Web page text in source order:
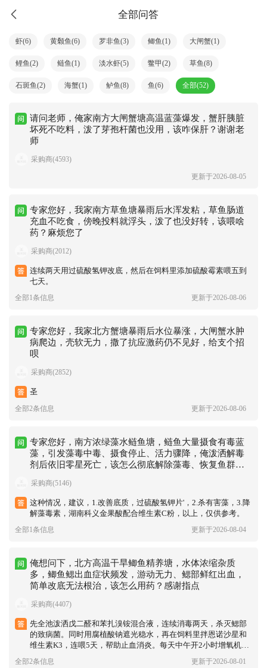
全部问答
虾(6) 黄颡鱼(6) 罗非鱼(3) 鲫鱼(1) 大闸蟹(1)
鲤鱼(2) 鲢鱼(1) 淡水虾(5) 鳖甲(2) 草鱼(8)
石斑鱼(2) 海蟹(1) 鲈鱼(8) 鱼(6) 全部(52)
请问老师，俺家南方大闸蟹塘高温蓝藻爆发，蟹肝胰脏
坏死不吃料，泼了芽孢杆菌也没用，该咋保肝？谢谢老
师
采购商(4593)
更新于2026-08-05
专家您好，我家南方草鱼塘暴雨后水浑发粘，草鱼肠道
充血不吃食，傍晚投料就浮头，泼了也没好转，该喂啥
药？麻烦您了
采购商(2012)
连续两天用过硫酸氢钾改底，然后在饲料里添加硫酸霉素喂五到
七天。
全部1条信息 更新于2026-08-06
专家您好，我家北方蟹塘暴雨后水位暴涨，大闸蟹水肿
病爬边，壳软无力，撒了抗应激药仍不见好，给支个招
呗
采购商(2852)
圣
全部2条信息 更新于2026-08-06
专家您好，南方浓绿藻水鲢鱼塘，鲢鱼大量摄食有毒蓝
藻，引发藻毒中毒、摄食停止、活力骤降，俺泼洒解毒
剂后依旧零星死亡，该怎么彻底解除藻毒、恢复鱼群状
采购商(5146)
这种情况，建议，1.改善底质，过硫酸氢钾片'，2.杀有害藻，3.降
解藻毒素，湖南科义金果酸配合维生素C粉，以上，仅供参考。
全部1条信息 更新于2026-08-04
俺想问下，北方高温干旱鲫鱼精养塘，水体浓缩杂质
多，鲫鱼鳃出血症状频发，游动无力、鳃部鲜红出血，
简单改底无法根治，该怎么用药？感谢指点
采购商(4407)
先全池泼洒戊二醛和苯扎溴铵混合液，连续消毒两天，杀灭鳃部
的致病菌。同时用腐植酸钠遮光稳水，再在饲料里拌恩诺沙星和
维生素K3，连喂5天，帮助止血消炎。每天中午开2小时增氧机，
让水体上下对流，改善底层缺氧加重鳃部负担的情况。
全部2条信息 更新于2026-08-01